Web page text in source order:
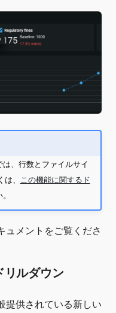
、行数とファイルサイ
、
この機能に関するド
ュメントをご覧くださ
リルダウン
提供されている新しい